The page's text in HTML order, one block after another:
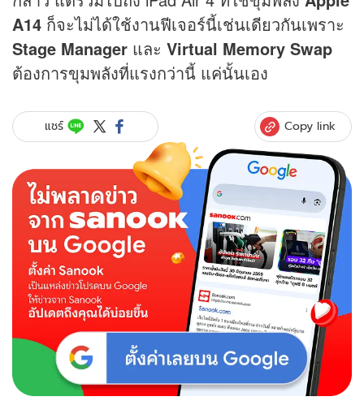
A14 ก็จะไม่ได้ใช้งานฟีเจอร์นี้เช่นเดียวกันเพราะ
Stage Manager และ Virtual Memory Swap
ต้องการขุมพลังที่แรงกว่านี้ แค่นั้นเอง
แชร์ Copy link